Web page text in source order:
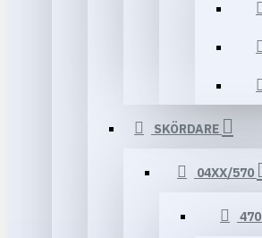
SKÖRDARE
04XX/570
470